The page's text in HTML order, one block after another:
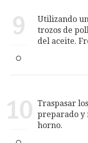
9
Utilizando
trozos de
del aceite.
10 Traspasar
preparado y
horno.